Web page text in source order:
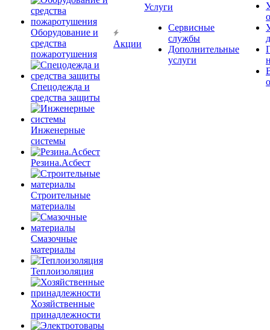
Оборудование и
средства
пожаротушения
Спецодежда и
средства защиты
Инженерные
системы
Резина.Асбест
Строительные
материалы
Смазочные
материалы
Теплоизоляция
Хозяйственные
принадлежности
Акции
Услуги
Сервисные
службы
Дополнительные
услуги